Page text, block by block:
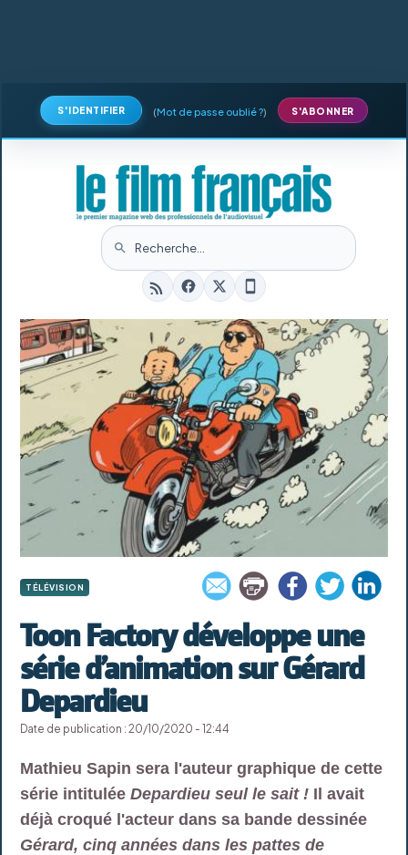
S'IDENTIFIER (Mot de passe oublié ?) S'ABONNER
TÉLÉVISION
Toon Factory développe une
série d’animation sur Gérard
Depardieu
Date de publication : 20/10/2020 - 12:44
Mathieu Sapin sera l'auteur graphique de cette
série intitulée Depardieu seul le sait ! Il avait
déjà croqué l'acteur dans sa bande dessinée
Gérard, cinq années dans les pattes de